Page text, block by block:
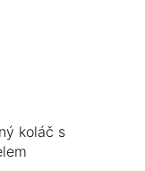
koláč s